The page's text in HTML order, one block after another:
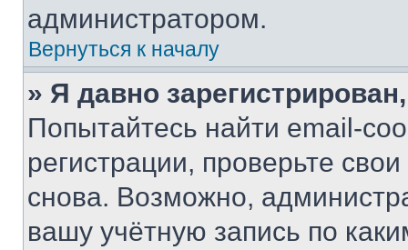
администратором.
Вернуться к началу
» Я давно
Попытайтесь найти email-
регистрации, проверьте
снова. Возможно,
вашу учётную запись по